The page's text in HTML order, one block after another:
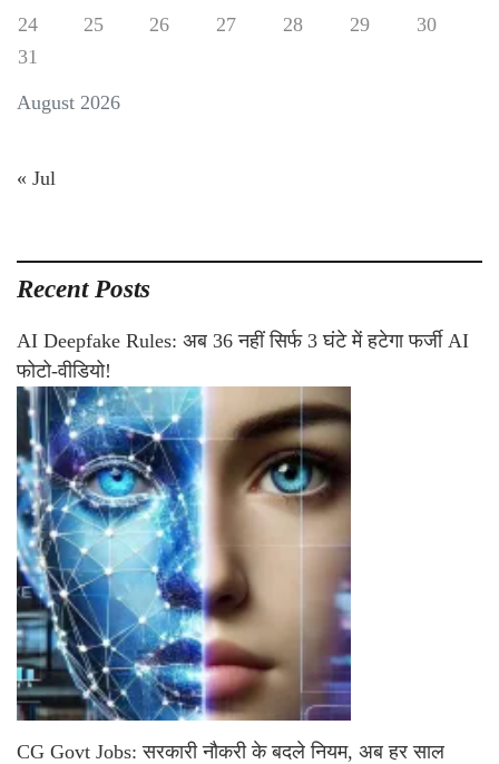
August 2026
24
25 26 27 28 29
30
31
« Jul
Recent Posts
AI Deepfake Rules: अब 36 नहीं सिर्फ 3 घंटे में हटेगा फर्जी AI
फोटो-वीडियो!
CG Govt Jobs: सरकारी नौकरी के बदले नियम, अब हर साल